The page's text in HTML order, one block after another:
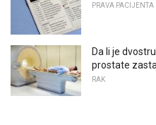
PRAVA PACIJENTA
Da li je
prostate
RAK